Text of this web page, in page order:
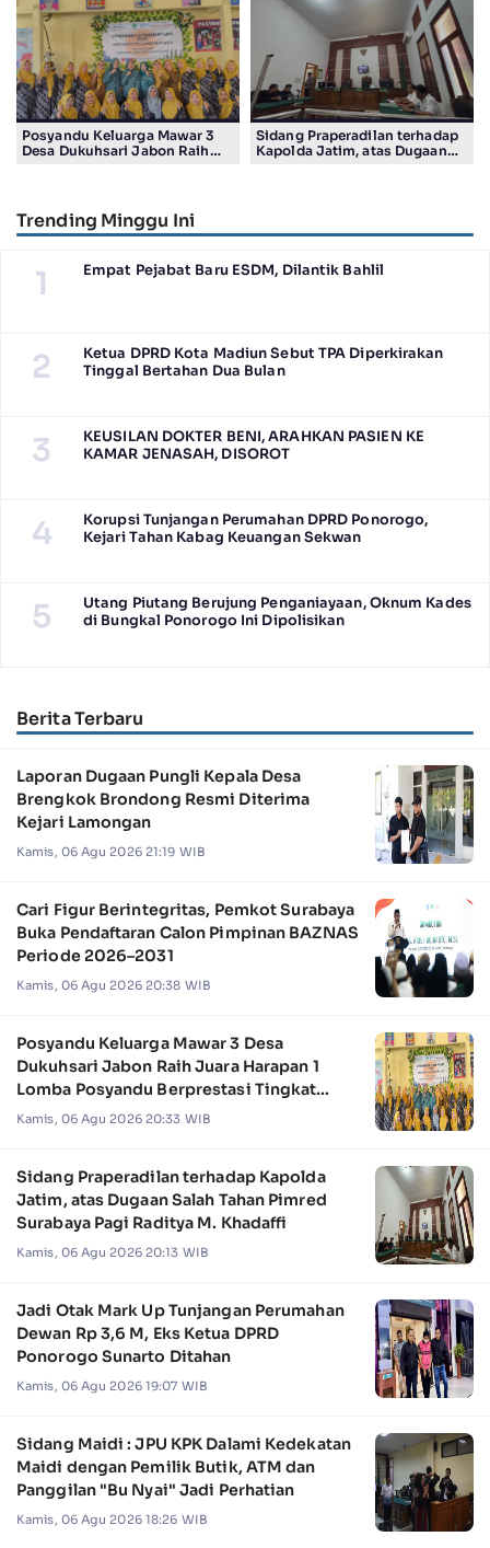
Posyandu Keluarga Mawar 3
Desa Dukuhsari Jabon Raih
Sidang Praperadilan terhadap
Kapolda Jatim, atas Dugaan
Trending Minggu Ini
1 Empat Pejabat Baru ESDM, Dilantik Bahlil
2
Ketua DPRD Kota Madiun Sebut TPA Diperkirakan
Tinggal Bertahan Dua Bulan
3
KEUSILAN DOKTER BENI, ARAHKAN PASIEN KE
KAMAR JENASAH, DISOROT
4
Korupsi Tunjangan Perumahan DPRD Ponorogo,
Kejari Tahan Kabag Keuangan Sekwan
5
Utang Piutang Berujung Penganiayaan, Oknum Kades
di Bungkal Ponorogo Ini Dipolisikan
Berita Terbaru
Laporan Dugaan Pungli Kepala Desa
Brengkok Brondong Resmi Diterima
Kejari Lamongan
Kamis, 06 Agu 2026 21:19 WIB
Cari Figur Berintegritas, Pemkot Surabaya
Buka Pendaftaran Calon Pimpinan BAZNAS
Periode 2026–2031
Kamis, 06 Agu 2026 20:38 WIB
Posyandu Keluarga Mawar 3 Desa
Dukuhsari Jabon Raih Juara Harapan 1
Lomba Posyandu Berprestasi Tingkat
Jawa Timur 2026
Kamis, 06 Agu 2026 20:33 WIB
Sidang Praperadilan terhadap Kapolda
Jatim, atas Dugaan Salah Tahan Pimred
Surabaya Pagi Raditya M. Khadaffi
Kamis, 06 Agu 2026 20:13 WIB
Jadi Otak Mark Up Tunjangan Perumahan
Dewan Rp 3,6 M, Eks Ketua DPRD
Ponorogo Sunarto Ditahan
Kamis, 06 Agu 2026 19:07 WIB
Sidang Maidi : JPU KPK Dalami Kedekatan
Maidi dengan Pemilik Butik, ATM dan
Panggilan "Bu Nyai" Jadi Perhatian
Kamis, 06 Agu 2026 18:26 WIB